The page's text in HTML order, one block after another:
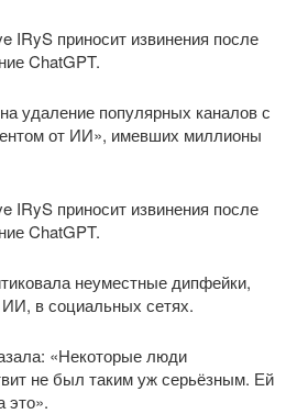
удаление популярных каналов с
от ИИ», имевших миллионы
неуместные дипфейки,
в социальных сетях.
«Некоторые люди
не был таким уж серьёзным. Ей
это».